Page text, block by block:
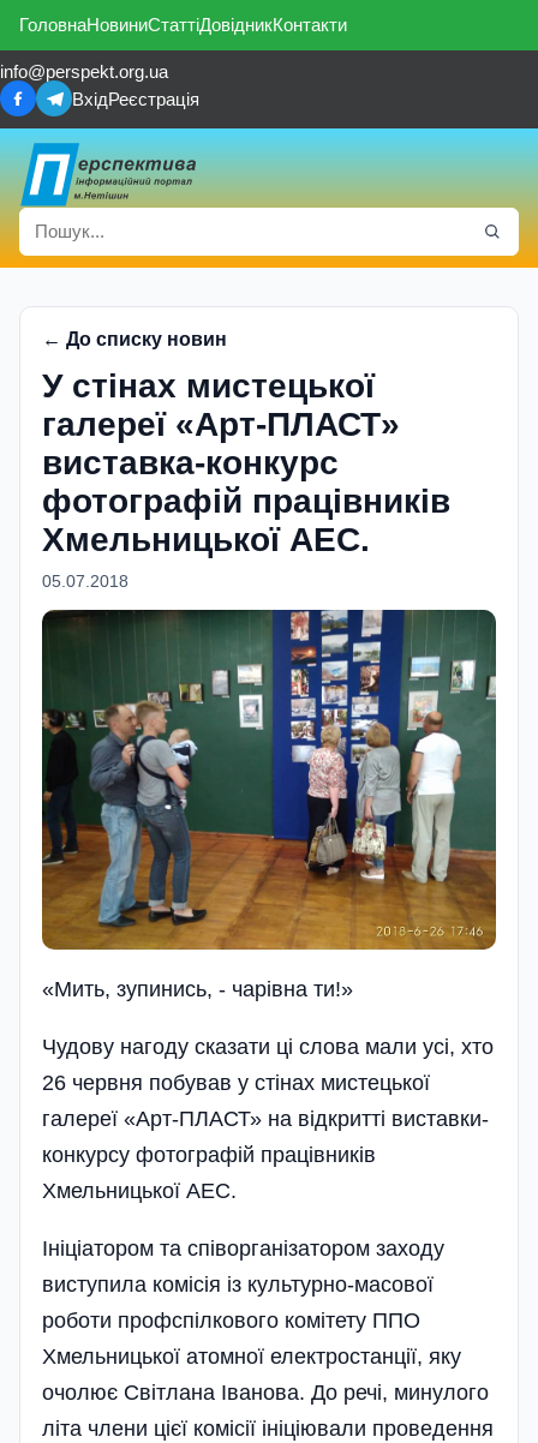
ГоловнаНовиниСтаттіДовідникКонтакти
info@perspekt.org.ua
ВхідРеєстрація
← До списку новин
У стінах мистецької
галереї «Арт-ПЛАСТ»
виставка-конкурс
фотографій працівників
Хмельницької АЕС.
05.07.2018
«Мить, зупинись, - чарiвна ти!»
Чудову нагоду сказати ці слова мали усі, хто
26 червня побував у стінах мистецької
галереї «Арт-ПЛАСТ» на відкритті виставки-
конкурсу фотографій працівників
Хмельницької АЕС.
Ініціатором та співорганізатором заходу
виступила комісія із культурно-масової
роботи профспілкового комі­тету ППО
Хмельницької атомної електростанції, яку
очолює Світлана Іванова. До речі, минулого
літа члени цієї комісії ініціювали проведення